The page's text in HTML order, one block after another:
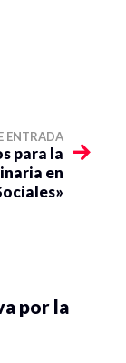
ENTRADA
para la
en
por la